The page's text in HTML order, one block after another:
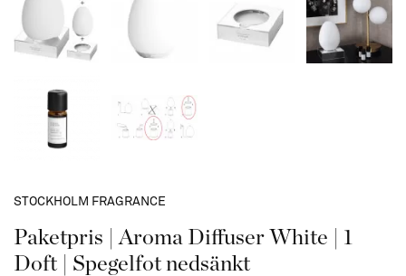
STOCKHOLM FRAGRANCE
Paketpris | Aroma Diffuser White | 1
Doft | Spegelfot nedsänkt